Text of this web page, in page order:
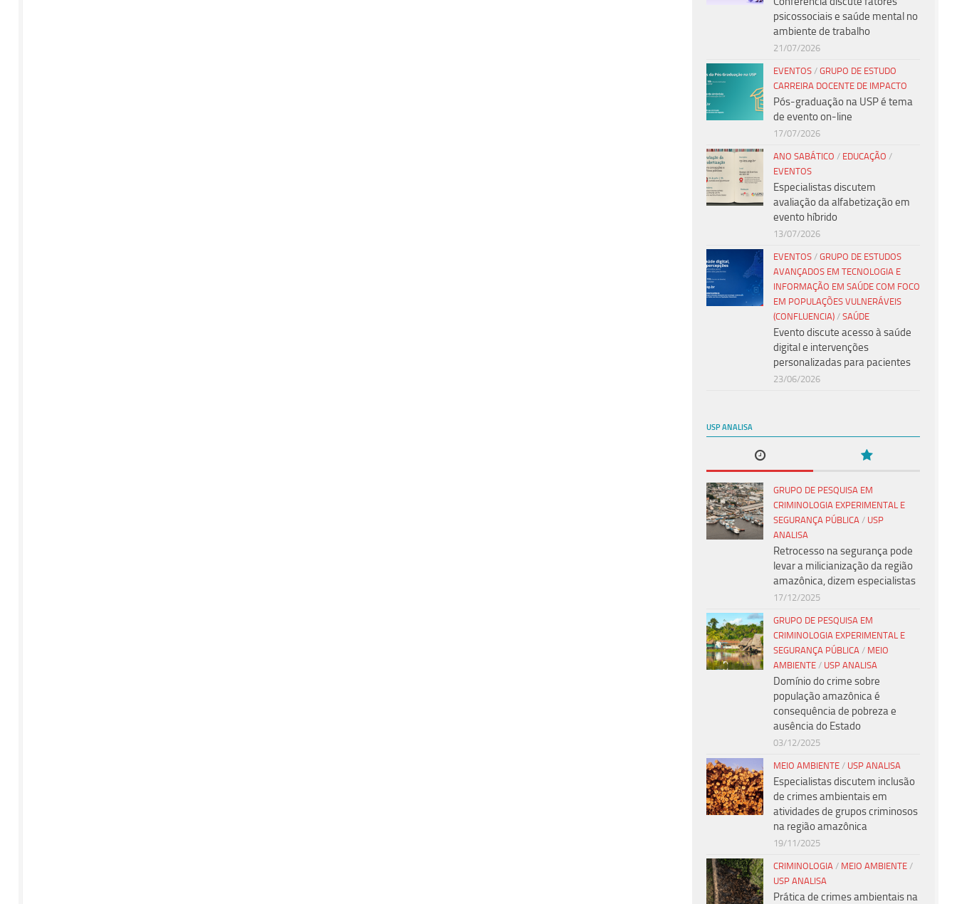
psicossociais e saúde mental no
ambiente de trabalho
21/07/2026
EVENTOS / GRUPO DE ESTUDO
CARREIRA DOCENTE DE IMPACTO
Pós-graduação na USP é tema
de evento on-line
17/07/2026
ANO SABÁTICO / EDUCAÇÃO /
EVENTOS
Especialistas discutem
avaliação da alfabetização em
evento híbrido
13/07/2026
EVENTOS / GRUPO DE ESTUDOS
AVANÇADOS EM TECNOLOGIA E
INFORMAÇÃO EM SAÚDE COM FOCO
EM POPULAÇÕES VULNERÁVEIS
(CONFLUENCIA) / SAÚDE
Evento discute acesso à saúde
digital e intervenções
personalizadas para pacientes
23/06/2026
USP ANALISA
GRUPO DE PESQUISA EM
CRIMINOLOGIA EXPERIMENTAL E
SEGURANÇA PÚBLICA / USP
ANALISA
Retrocesso na segurança pode
levar a milicianização da região
amazônica, dizem especialistas
17/12/2025
GRUPO DE PESQUISA EM
CRIMINOLOGIA EXPERIMENTAL E
SEGURANÇA PÚBLICA / MEIO
AMBIENTE / USP ANALISA
Domínio do crime sobre
população amazônica é
consequência de pobreza e
ausência do Estado
03/12/2025
MEIO AMBIENTE / USP ANALISA
Especialistas discutem inclusão
de crimes ambientais em
atividades de grupos criminosos
na região amazônica
19/11/2025
CRIMINOLOGIA / MEIO AMBIENTE /
USP ANALISA
Prática de crimes ambientais na